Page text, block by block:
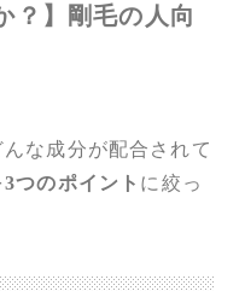
？】剛毛の人向
な成分が配合されて
3つのポイント に絞っ